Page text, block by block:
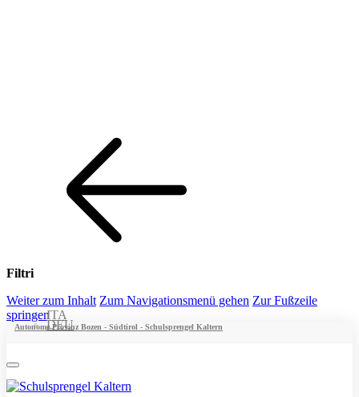
Filtri
Weiter zum Inhalt Zum Navigationsmenü gehen Zur Fußzeile
springen
Autonome Provinz Bozen - Südtirol - Schulsprengel Kaltern
ITA
DEU